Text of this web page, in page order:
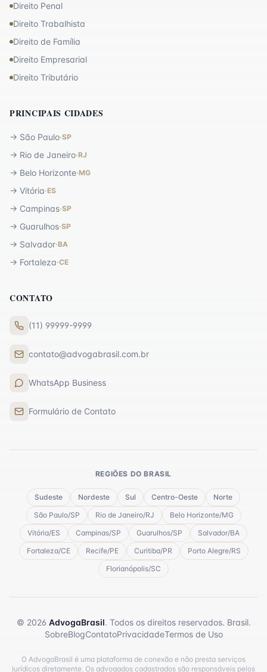
Direito Penal
Direito Trabalhista
Direito de Família
Direito Empresarial
Direito Tributário
PRINCIPAIS CIDADES
→ São Paulo·SP
→ Rio de Janeiro·RJ
→ Belo Horizonte·MG
→ Vitória·ES
→ Campinas·SP
→ Guarulhos·SP
→ Salvador·BA
→ Fortaleza·CE
CONTATO
(11) 99999-9999
contato@advogabrasil.com.br
WhatsApp Business
Formulário de Contato
REGIÕES DO BRASIL
Sudeste Nordeste Sul Centro-Oeste
Norte
São Paulo/SP Rio de Janeiro/RJ Belo Horizonte/MG
Vitória/ES Campinas/SP Guarulhos/SP Salvador/BA
Fortaleza/CE Recife/PE Curitiba/PR Porto Alegre/RS
Florianópolis/SC
© 2026 AdvogaBrasil. Todos os direitos reservados. Brasil.
SobreBlogContatoPrivacidadeTermos de Uso
O AdvogaBrasil é uma plataforma de conexão e não presta serviços
jurídicos diretamente. Os advogados cadastrados são responsáveis pelos